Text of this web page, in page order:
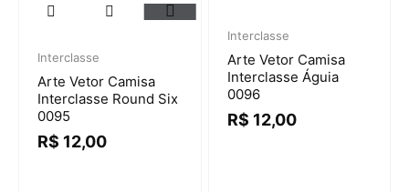
Interclasse
Arte Vetor Camisa
Interclasse Round Six
0095
R$ 12,00
Interclasse
Arte Vetor Camisa
Interclasse Águia
0096
R$ 12,00